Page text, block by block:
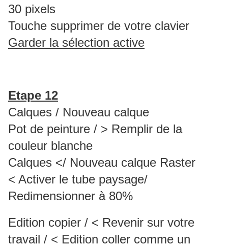
30 pixels
Touche supprimer de votre clavier
Garder la sélection active
Etape 12
Calques / Nouveau calque
Pot de peinture / > Remplir de la
couleur blanche
Calques </ Nouveau calque Raster
< Activer le tube paysage/
Redimensionner à 80%
Edition copier / < Revenir sur votre
travail / < Edition coller comme un